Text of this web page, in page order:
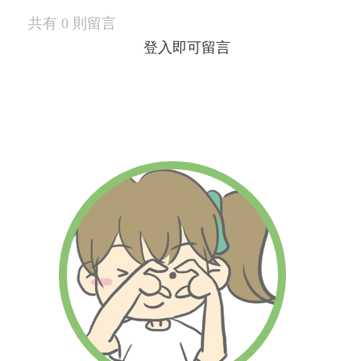
共有 0 則留言
登入即可留言